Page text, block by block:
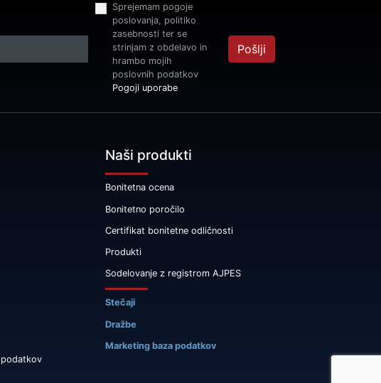
Sprejemam pogoje
poslovanja, politiko
zasebnosti ter se
strinjam z obdelavo in
hrambo mojih
poslovnih podatkov
Pogoji uporabe
Pošlji
podatkov
Naši produkti
Bonitetna ocena
Bonitetno poročilo
Certifikat bonitetne odličnosti
Produkti
Sodelovanje z registrom AJPES
Stečaji
Dražbe
Marketing baza podatkov